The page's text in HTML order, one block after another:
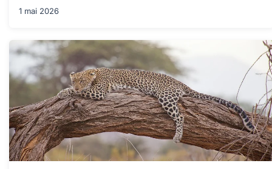
1 mai 2026